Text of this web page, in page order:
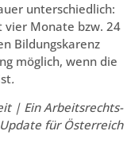
unterschiedlich:
vier Monate bzw. 24
Bildungskarenz
möglich, wenn die
.
| Ein Arbeitsrechts-
Update für Österreich